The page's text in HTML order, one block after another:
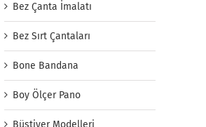
Bez Çanta İmalatı
Bez Sırt Çantaları
Bone Bandana
Boy Ölçer Pano